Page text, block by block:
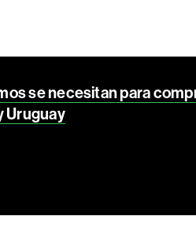
se necesitan para
Uruguay